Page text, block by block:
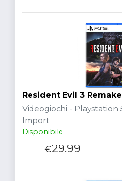
Resident Evil 3 Remake
Videogiochi - Playstation
Import
Disponibile
€29.99